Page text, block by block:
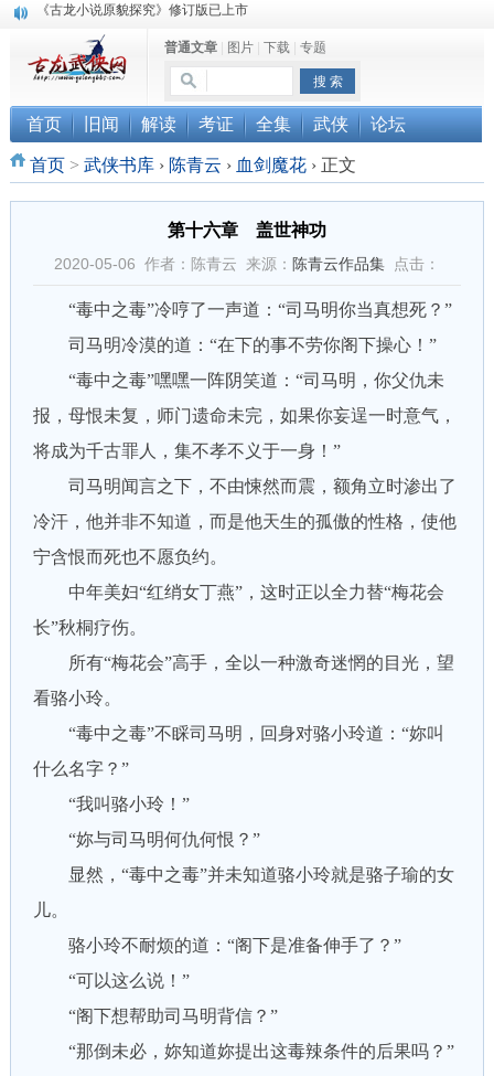
顾雪衣《古龙武侠小说知见录》上市
“武侠书库”查缺补漏活动圆满结束
《古龙小说原貌探究》修订版已上市
普通文章| 图片| 下载| 专题
首页 旧闻 解读 考证 全集 武侠 论坛
首页> 武侠书库 › 陈青云 › 血剑魔花 ›正文
第十六章 盖世神功
2020-05-06 作者：陈青云 来源： 陈青云作品集点击：
“毒中之毒”冷哼了一声道：“司马明你当真想死？”
司马明冷漠的道：“在下的事不劳你阁下操心！”
“毒中之毒”嘿嘿一阵阴笑道：“司马明，你父仇未
报，母恨未复，师门遗命未完，如果你妄逞一时意气，
将成为千古罪人，集不孝不义于一身！”
司马明闻言之下，不由悚然而震，额角立时渗出了
冷汗，他并非不知道，而是他天生的孤傲的性格，使他
宁含恨而死也不愿负约。
中年美妇“红绡女丁燕”，这时正以全力替“梅花会
长”秋桐疗伤。
所有“梅花会”高手，全以一种激奇迷惘的目光，望
看骆小玲。
“毒中之毒”不睬司马明，回身对骆小玲道：“妳叫
什么名字？”
“我叫骆小玲！”
“妳与司马明何仇何恨？”
显然，“毒中之毒”并未知道骆小玲就是骆子瑜的女
儿。
骆小玲不耐烦的道：“阁下是准备伸手了？”
“可以这么说！”
“阁下想帮助司马明背信？”
“那倒未必，妳知道妳提出这毒辣条件的后果吗？”